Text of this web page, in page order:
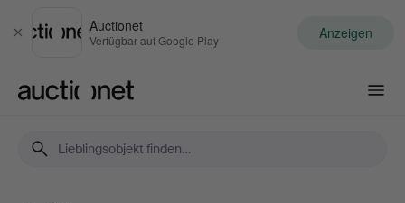
Schließen
Auctionet
Verfügbar auf Google Play Anzeigen